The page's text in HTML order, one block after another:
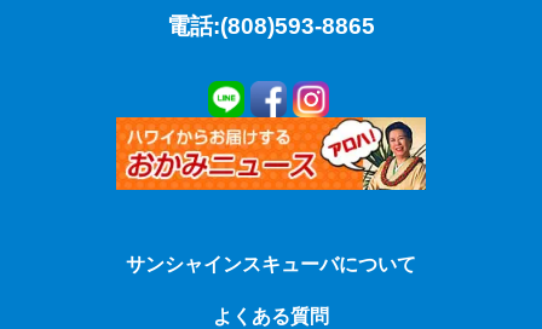
電話:(808)593-8865
サンシャインスキューバについて
よくある質問